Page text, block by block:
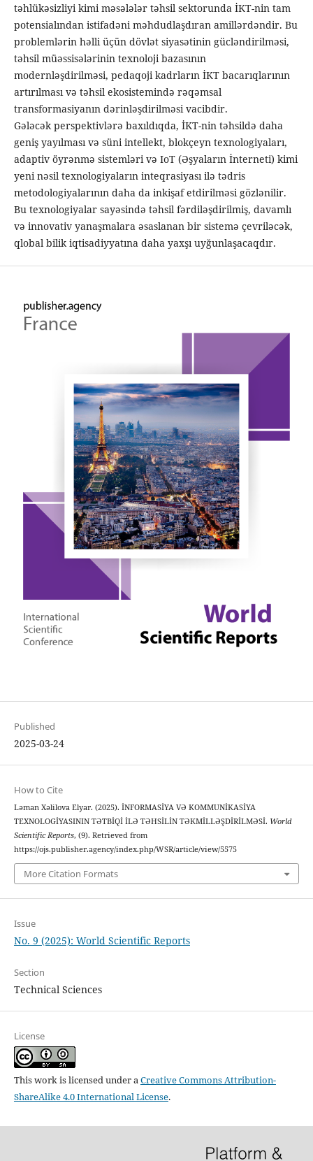
təhlükəsizliyi kimi məsələlər təhsil sektorunda İKT-nin tam
potensialından istifadəni məhdudlaşdıran amillərdəndir. Bu
problemlərin həlli üçün dövlət siyasətinin gücləndirilməsi,
təhsil müəssisələrinin texnoloji bazasının
modernləşdirilməsi, pedaqoji kadrların İKT bacarıqlarının
artırılması və təhsil ekosistemində rəqəmsal
transformasiyanın dərinləşdirilməsi vacibdir.
Gələcək perspektivlərə baxıldıqda, İKT-nin təhsildə daha
geniş yayılması və süni intellekt, blokçeyn texnologiyaları,
adaptiv öyrənmə sistemləri və IoT (Əşyaların İnterneti) kimi
yeni nəsil texnologiyaların inteqrasiyası ilə tədris
metodologiyalarının daha da inkişaf etdirilməsi gözlənilir.
Bu texnologiyalar sayəsində təhsil fərdiləşdirilmiş, davamlı
və innovativ yanaşmalara əsaslanan bir sistemə çevriləcək,
qlobal bilik iqtisadiyyatına daha yaxşı uyğunlaşacaqdır.
Published
2025-03-24
How to Cite
Ləman Xəlilova Elyar. (2025). İNFORMASİYA VƏ KOMMUNİKASİYA
TEXNOLOGİYASININ TƏTBİQİ İLƏ TƏHSİLİN TƏKMİLLƏŞDİRİLMƏSİ. World
Scientific Reports, (9). Retrieved from
https://ojs.publisher.agency/index.php/WSR/article/view/5575
More Citation Formats
Issue
No. 9 (2025): World Scientific Reports
Section
Technical Sciences
License
This work is licensed under aCreative Commons Attribution-
ShareAlike 4.0 International License.